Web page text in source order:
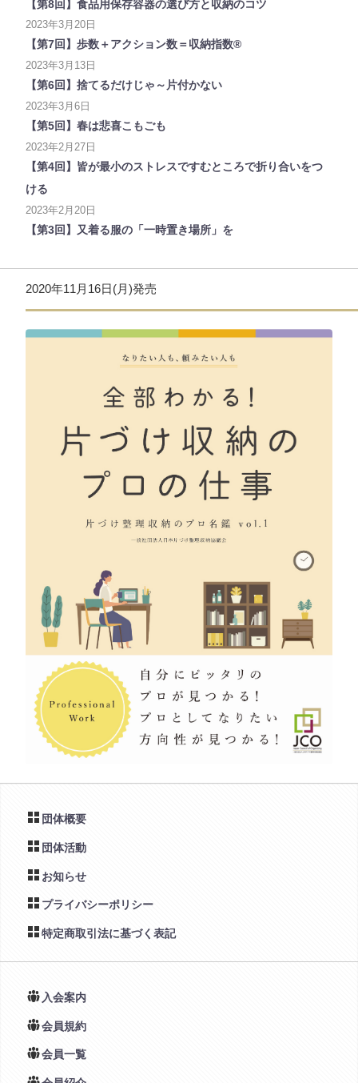
【第8回】食品用保存容器の選び方と収納のコツ
2023年3月20日
【第7回】歩数＋アクション数＝収納指数®
2023年3月13日
【第6回】捨てるだけじゃ～片付かない
2023年3月6日
【第5回】春は悲喜こもごも
2023年2月27日
【第4回】皆が最小のストレスですむところで折り合いをつ
ける
2023年2月20日
【第3回】又着る服の「一時置き場所」を
2020年11月16日(月)発売
団体概要
団体活動
お知らせ
プライバシーポリシー
特定商取引法に基づく表記
入会案内
会員規約
会員一覧